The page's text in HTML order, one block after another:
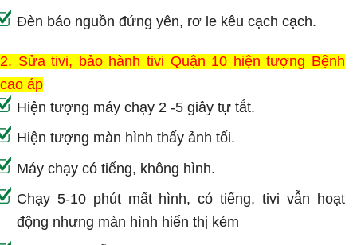
Đèn báo nguồn đứng yên, rơ le kêu cạch cạch.
2. Sửa tivi, bảo hành tivi Quận 10 hiện tượng Bệnh
cao áp
Hiện tượng máy chạy 2 -5 giây tự tắt.
Hiện tượng màn hình thấy ảnh tối.
Máy chạy có tiếng, không hình.
Chạy 5-10 phút mất hình, có tiếng, tivi vẫn hoạt
động nhưng màn hình hiển thị kém